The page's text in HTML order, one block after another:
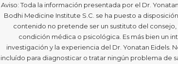
Aviso: Toda la información presentada por el Dr.
Bodhi Medicine Institute S.C. se ha puesto a
contenido no pretende ser un sustituto del
condición médica o psicológica. Es más bien un
investigación y la experiencia del Dr. Yonatan Eidels.
incluído para diagnosticar o tratar ningún problema